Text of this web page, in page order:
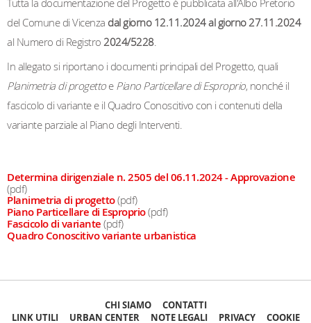
del Comune di Vicenza dal giorno 12.11.2024 al giorno 27.11.2024
al Numero di Registro 2024/5228.
In allegato si riportano i documenti principali del Progetto, quali
Planimetria di progettoe Piano Particellare di Esproprio, nonché il
fascicolo di variante e il Quadro Conoscitivo con i contenuti della
variante parziale al Piano degli Interventi.
Determina dirigenziale n. 2505 del 06.11.2024 - Approvazione
(pdf)
Planimetria di progetto(pdf)
Piano Particellare di Esproprio(pdf)
Fascicolo di variante (pdf)
Quadro Conoscitivo variante urbanistica
CHI SIAMO
CONTATTI
LINK UTILI
URBAN CENTER NOTE LEGALI PRIVACY COOKIE